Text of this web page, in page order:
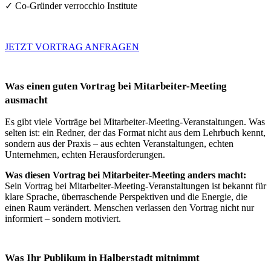
✓ Co-Gründer verrocchio Institute
JETZT VORTRAG ANFRAGEN
Was einen guten Vortrag bei Mitarbeiter-Meeting
ausmacht
Es gibt viele Vorträge bei Mitarbeiter-Meeting-Veranstaltungen. Was
selten ist: ein Redner, der das Format nicht aus dem Lehrbuch kennt,
sondern aus der Praxis – aus echten Veranstaltungen, echten
Unternehmen, echten Herausforderungen.
Was diesen Vortrag bei Mitarbeiter-Meeting anders macht:
Sein Vortrag bei Mitarbeiter-Meeting-Veranstaltungen ist bekannt für
klare Sprache, überraschende Perspektiven und die Energie, die
einen Raum verändert. Menschen verlassen den Vortrag nicht nur
informiert – sondern motiviert.
Was Ihr Publikum in Halberstadt mitnimmt